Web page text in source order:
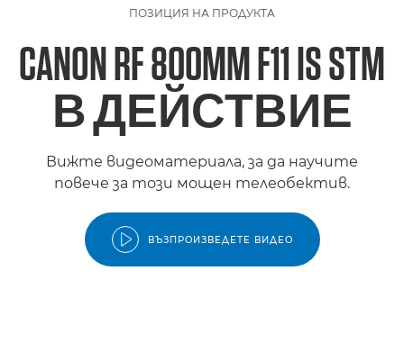
ПОЗИЦИЯ НА ПРОДУКТА
CANON RF 800MM F11 IS STM
В ДЕЙСТВИЕ
Вижте видеоматериала, за да научите
повече за този мощен телеобектив.
ВЪЗПРОИЗВЕДЕТЕ ВИДЕО